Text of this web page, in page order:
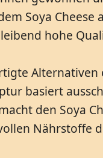
Soya
hohe
basiert
den Soya
Nährstoffe